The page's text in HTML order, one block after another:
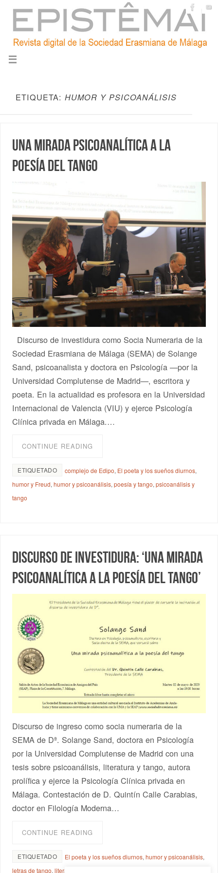
ETIQUETA: HUMOR Y PSICOANÁLISIS
Una mirada psicoanalítica a la
poesía del tango
Discurso de investidura como Socia Numeraria de la
Sociedad Erasmiana de Málaga (SEMA) de Solange
Sand, psicoanalista y doctora en Psicología —por la
Universidad Complutense de Madrid—, escritora y
poeta. En la actualidad es profesora en la Universidad
Internacional de Valencia (VIU) y ejerce Psicología
Clínica privada en Málaga.…
CONTINUE READING
ETIQUETADO complejo de Edipo, El poeta y los sueños diurnos,
humor y Freud,humor y psicoanálisis,poesía y tango,psicoanálisis y
tango
Discurso de investidura: ‘Una mirada
psicoanalítica a la poesía del tango’
Discurso de ingreso como socia numeraria de la
SEMA de Dª. Solange Sand, doctora en Psicología
por la Universidad Complutense de Madrid con una
tesis sobre psicoanálisis, literatura y tango, autora
prolífica y ejerce la Psicología Clínica privada en
Málaga. Contestación de D. Quintín Calle Carabias,
doctor en Filología Moderna…
CONTINUE READING
ETIQUETADO El poeta y los sueños diurnos,humor y psicoanálisis,
letras de tango,literatura y tango